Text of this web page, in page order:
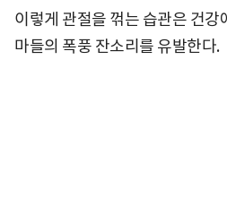
이렇게 관절을 꺾는 습관은 건강
마들의 폭풍 잔소리를 유발한다.